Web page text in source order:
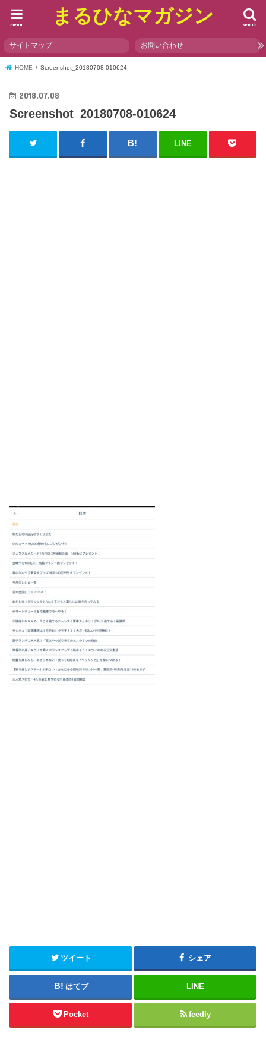
まるひなマガジン search
menu
サイトマップ お問い合わせ
HOME Screenshot_20180708-010624
2018.07.08
Screenshot_20180708-010624
LINE
ツイート シェア
はてブ LINE
Pocket feedly